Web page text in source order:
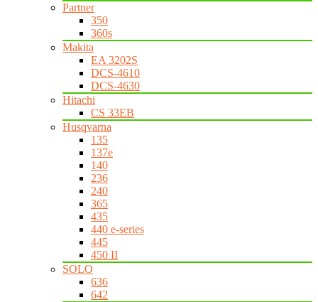
Partner
350
360s
Makita
EA 3202S
DCS-4610
DCS-4630
Hitachi
CS 33EB
Husqvarna
135
137e
140
236
240
365
435
440 e-series
445
450 II
SOLO
636
642